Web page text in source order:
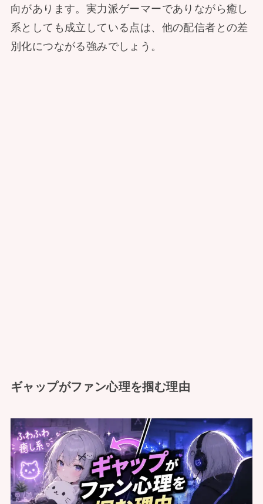
向があります。実力派ゲーマーでありながら癒し
系としても成立している点は、他の配信者との差
別化につながる強みでしょう。
ギャップがファン心理を掴む理由